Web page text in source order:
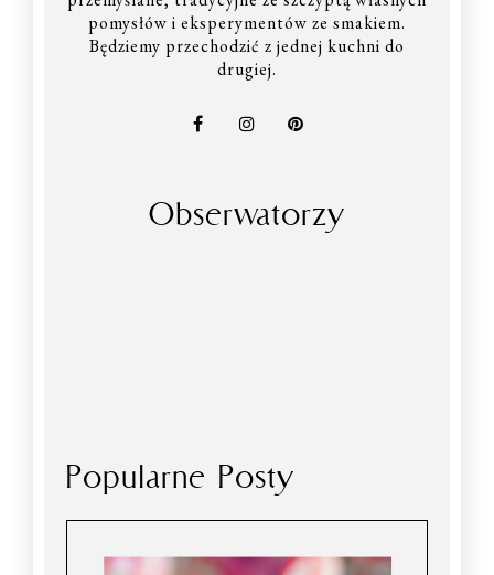
pomysłów i eksperymentów ze smakiem.
Będziemy przechodzić z jednej kuchni do
drugiej.
Obserwatorzy
Popularne Posty